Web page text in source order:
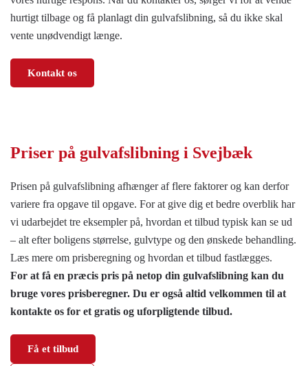
hurtigt tilbage og få planlagt din gulvafslibning, så du ikke skal
vente unødvendigt længe.
Kontakt os
Priser på gulvafslibning i Svejbæk
Prisen på gulvafslibning afhænger af flere faktorer og kan derfor
variere fra opgave til opgave. For at give dig et bedre overblik har
vi udarbejdet tre eksempler på, hvordan et tilbud typisk kan se ud
– alt efter boligens størrelse, gulvtype og den ønskede behandling.
Læs mere om prisberegning og hvordan et tilbud fastlægges.
For at få en præcis pris på netop din gulvafslibning kan du
bruge vores prisberegner. Du er også altid velkommen til at
kontakte os for et gratis og uforpligtende tilbud.
Få et tilbud